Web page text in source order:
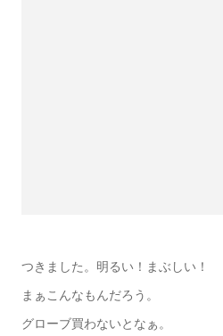
つきました。明るい！まぶしい！
まぁこんなもんだろう。
グローブ買わないとなぁ。